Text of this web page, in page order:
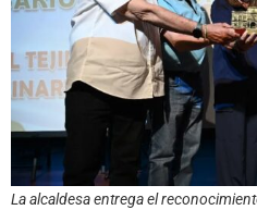
La alcaldesa entrega el